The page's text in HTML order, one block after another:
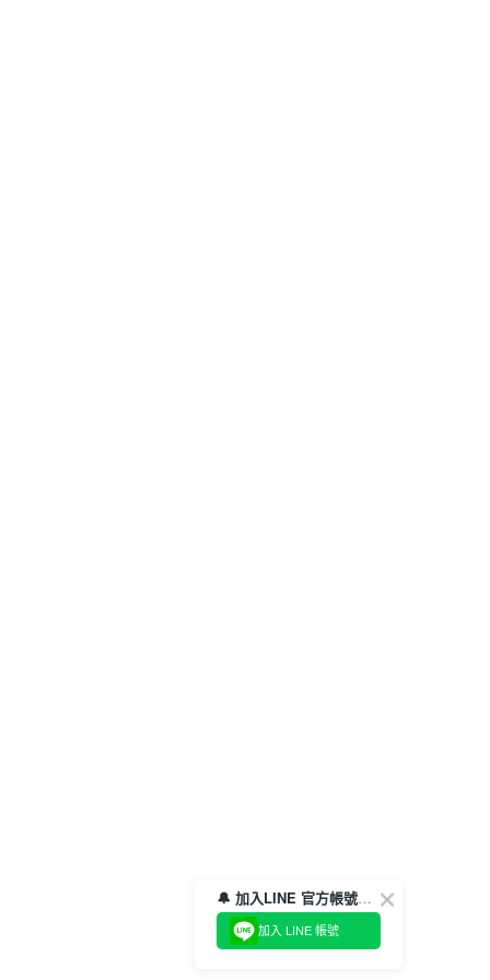
🔔 加入LINE 官方帳號，領取$100折價券！
加入 LINE 帳號